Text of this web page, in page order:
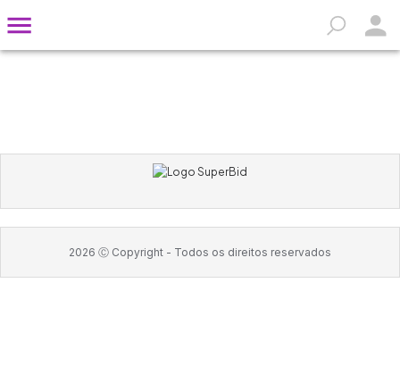
2026 Ⓒ Copyright - Todos os direitos reservados